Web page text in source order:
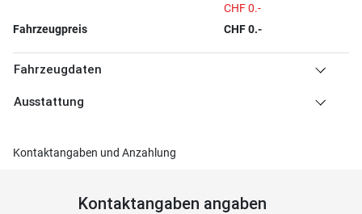
CHF 0.-
Fahrzeugpreis
CHF 0.-
Fahrzeugdaten
Ausstattung
Kontaktangaben und Anzahlung
Kontaktangaben angaben